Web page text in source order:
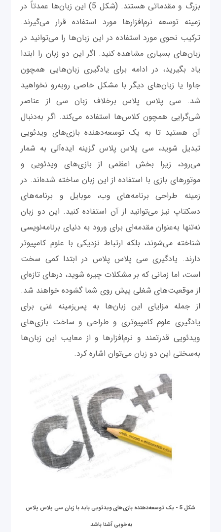
بزرگ و مقدماتی هستند. (شکل 5) این زبان‌ها عمدتاً در
زمینه توسعه نرم‌افزارها مورد استفاده قرار می‌گیرند.
ترکیب نحوی مورد استفاده در این زبان‌ها را می‌توانید در
زبان‌های بسیاری مشاهده کنید. اگر این دو زبان را ابتدا
یاد بگیرید، در ادامه برای یادگیری زبان‌هایی همچون
جاوا یا زبان‌های دیگر با مشکل خاصی روبه‌رو نخواهید
شد. سی پلاس پلاس برخلاف زبان سی از عناصر
شی‌گرایی همچون کلاس‌ها استفاده می‌کند. اگر به‌دنبال
آن هستید تا به یک توسعه‌دهنده بازی‌های ویدئویی
تبدیل شوید، سی پلاس پلاس گزینه ایده‌‌آلی به شمار
می‌رود، زیرا بخش اعظمی از بازی‌های ویدئویی و
موتورهای بازی با استفاده از این زبان ساخته شد‌ه‌اند. در
زمینه طراحی برنامه‌های وب، موبایل و برنامه‌های
دسکتاپ نیز می‌توانید از آن استفاده کنید. این دو زبان
نه‌تنها به‌عنوان مقدمه‌ای برای ورود به دنیای برنامه‌نویسی
شناخته می‌شوند، بلکه ارتباط نزدیکی با علوم کامپیوتر
دارند. یادگیری سی پلاس پلاس در ابتدا کمی سخت
است، اما زمانی که بر مشکلات چیره شوید، در‌های تازه‌ای
از موقعیت‌های شغلی پیش روی شما گشوده خواهند شد.
از جمله مزایای این زبان‌ها به پس‌زمینه غنی برای
یادگیری علوم کامپیوتری و طراحی و ساخت بازی‌های
ویدئویی قدرتمند و نرم‌افزارها و از معایب این زبان‌ها
به‌سختی این دو زبان می‌توان اشاره کرد.
شکل 5 - یک توسعه‌دهنده بازی‌های ویدئویی باید با زبان سی پلاس پلاس
به‌خوبی آشنا باشد.